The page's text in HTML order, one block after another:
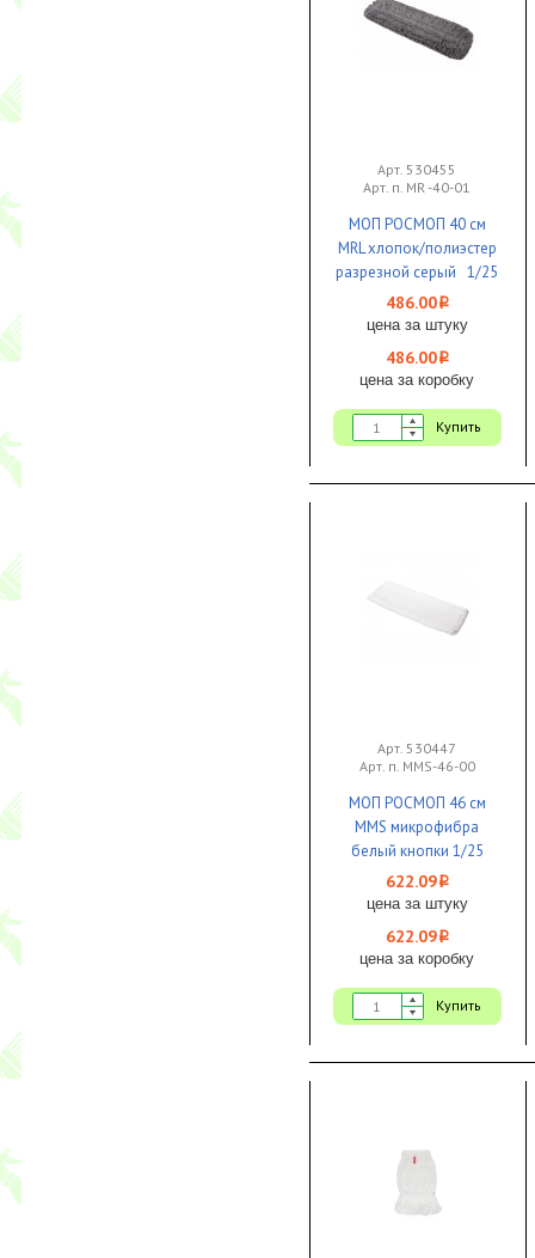
Арт. 530455
Арт. п. MR -40-01
МОП РОСМОП 40 см
MRL хлопок/полиэстер
разрезной серый 1/25
486.00i
цена за штуку
486.00i
цена за коробку
Купить
Арт. 530447
Арт. п. MMS-46-00
МОП РОСМОП 46 см
MMS микрофибра
белый кнопки 1/25
622.09i
цена за штуку
622.09i
цена за коробку
Купить